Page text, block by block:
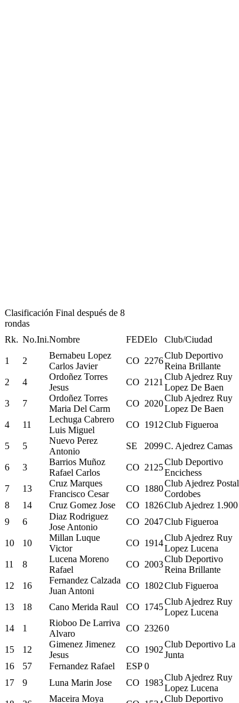
Clasificación Final después de 8
rondas
Rk. No.Ini.Nombre FEDElo Club/Ciudad
1
2
Bernabeu Lopez
Carlos Javier
CO 2276
Club Deportivo
Reina Brillante
2 4
Ordoñez Torres
Jesus
CO 2121
Club Ajedrez Ruy
Lopez De Baen
3 7
Ordoñez Torres
Maria Del Carm
CO 2020
Club Ajedrez Ruy
Lopez De Baen
4 11
Lechuga Cabrero
Luis Miguel
CO 1912Club Figueroa
5 5
Nuevo Perez
Antonio
SE 2099C. Ajedrez Camas
6 3
Barrios Muñoz
Rafael Carlos
CO 2125
Club Deportivo
Encichess
7 13
Cruz Marques
Francisco Cesar
CO 1880
Club Ajedrez Postal
Cordobes
8
14 Cruz Gomez Jose CO 1826Club Ajedrez 1.900
9
6
Diaz Rodriguez
Jose Antonio
CO 2047Club Figueroa
10 10
Millan Luque
Victor
CO 1914
Club Ajedrez Ruy
Lopez Lucena
11 8
Lucena Moreno
Rafael
CO 2003
Club Deportivo
Reina Brillante
12 16
Fernandez Calzada
Juan Antoni
CO 1802Club Figueroa
13 18 Cano Merida Raul CO 1745
Club Ajedrez Ruy
Lopez Lucena
14 1
Rioboo De Larriva
Alvaro
CO 23260
15 12
Gimenez Jimenez
Jesus
CO 1902
Club Deportivo La
Junta
16
57 Fernandez Rafael ESP0
17
9 Luna Marin Jose CO 1983
Club Ajedrez Ruy
Lopez Lucena
Maceira Moya
Club Deportivo